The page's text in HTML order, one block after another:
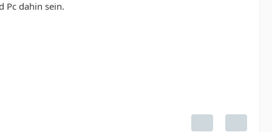
Pc dahin sein.